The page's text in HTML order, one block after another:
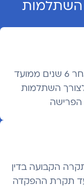
השתלמות
הכספים ניתנים למשיכה הונית לאחר 6 שנים ממועד
או 3 שנים לצורך השתלמות
הפרישה
הקבועה בדין
עד תקרת ההפקדה